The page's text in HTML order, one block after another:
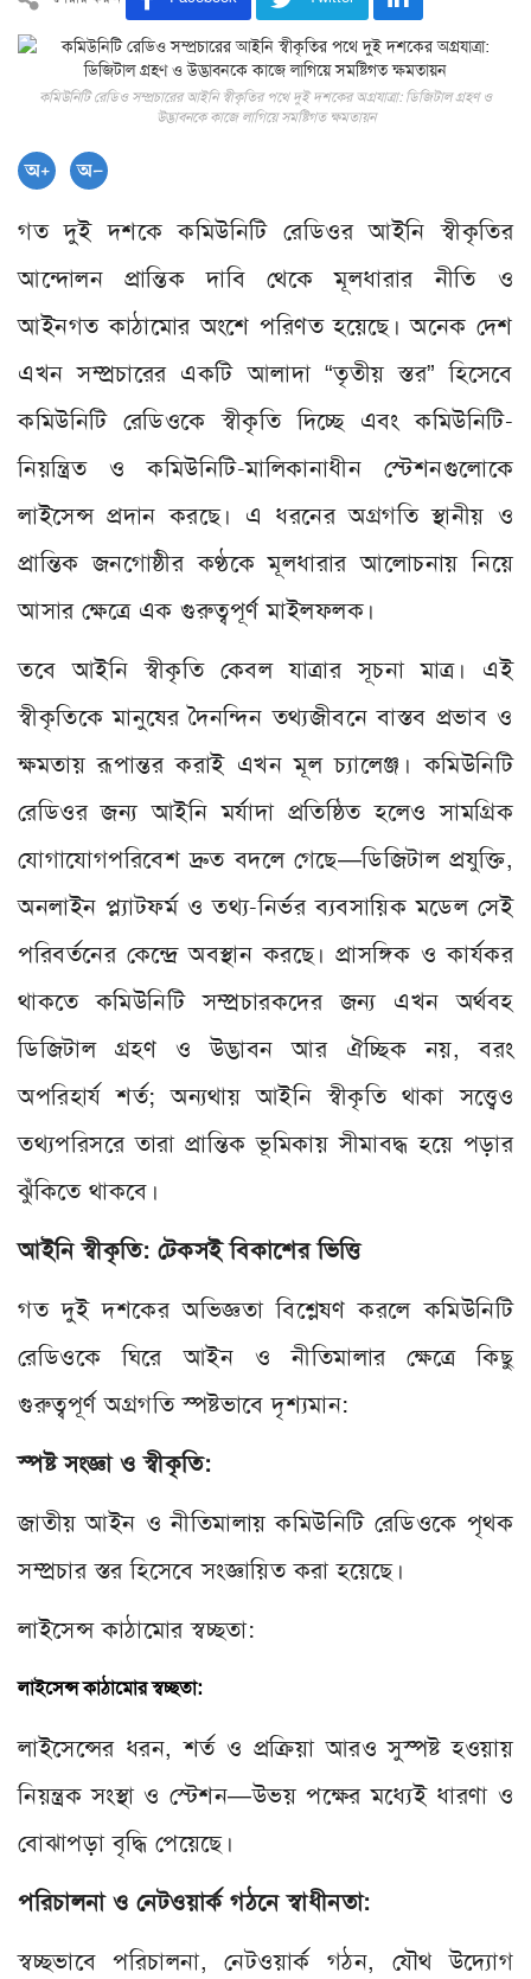
কমিউনিটি রেডিও সম্প্রচারের আইনি স্বীকৃতির পথে দুই দশকের অগ্রযাত্রা: ডিজিটাল গ্রহণ ও
উদ্ভাবনকে কাজে লাগিয়ে সমষ্টিগত ক্ষমতায়ন
গত দুই দশকে কমিউনিটি রেডিওর আইনি স্বীকৃতির
আন্দোলন প্রান্তিক দাবি থেকে মূলধারার নীতি ও
আইনগত কাঠামোর অংশে পরিণত হয়েছে। অনেক দেশ
এখন সম্প্রচারের একটি আলাদা “তৃতীয় স্তর” হিসেবে
কমিউনিটি রেডিওকে স্বীকৃতি দিচ্ছে এবং কমিউনিটি-
নিয়ন্ত্রিত ও কমিউনিটি-মালিকানাধীন স্টেশনগুলোকে
লাইসেন্স প্রদান করছে। এ ধরনের অগ্রগতি স্থানীয় ও
প্রান্তিক জনগোষ্ঠীর কণ্ঠকে মূলধারার আলোচনায় নিয়ে
আসার ক্ষেত্রে এক গুরুত্বপূর্ণ মাইলফলক।
তবে আইনি স্বীকৃতি কেবল যাত্রার সূচনা মাত্র। এই
স্বীকৃতিকে মানুষের দৈনন্দিন তথ্যজীবনে বাস্তব প্রভাব ও
ক্ষমতায় রূপান্তর করাই এখন মূল চ্যালেঞ্জ। কমিউনিটি
রেডিওর জন্য আইনি মর্যাদা প্রতিষ্ঠিত হলেও সামগ্রিক
যোগাযোগপরিবেশ দ্রুত বদলে গেছে—ডিজিটাল প্রযুক্তি,
অনলাইন প্ল্যাটফর্ম ও তথ্য-নির্ভর ব্যবসায়িক মডেল সেই
পরিবর্তনের কেন্দ্রে অবস্থান করছে। প্রাসঙ্গিক ও কার্যকর
থাকতে কমিউনিটি সম্প্রচারকদের জন্য এখন অর্থবহ
ডিজিটাল গ্রহণ ও উদ্ভাবন আর ঐচ্ছিক নয়, বরং
অপরিহার্য শর্ত; অন্যথায় আইনি স্বীকৃতি থাকা সত্ত্বেও
তথ্যপরিসরে তারা প্রান্তিক ভূমিকায় সীমাবদ্ধ হয়ে পড়ার
ঝুঁকিতে থাকবে।
আইনি স্বীকৃতি: টেকসই বিকাশের ভিত্তি
গত দুই দশকের অভিজ্ঞতা বিশ্লেষণ করলে কমিউনিটি
রেডিওকে ঘিরে আইন ও নীতিমালার ক্ষেত্রে কিছু
গুরুত্বপূর্ণ অগ্রগতি স্পষ্টভাবে দৃশ্যমান:
স্পষ্ট সংজ্ঞা ও স্বীকৃতি:
জাতীয় আইন ও নীতিমালায় কমিউনিটি রেডিওকে পৃথক
সম্প্রচার স্তর হিসেবে সংজ্ঞায়িত করা হয়েছে।
লাইসেন্স কাঠামোর স্বচ্ছতা:
লাইসেন্স কাঠামোর স্বচ্ছতা:
লাইসেন্সের ধরন, শর্ত ও প্রক্রিয়া আরও সুস্পষ্ট হওয়ায়
নিয়ন্ত্রক সংস্থা ও স্টেশন—উভয় পক্ষের মধ্যেই ধারণা ও
বোঝাপড়া বৃদ্ধি পেয়েছে।
পরিচালনা ও নেটওয়ার্ক গঠনে স্বাধীনতা:
স্বচ্ছভাবে পরিচালনা, নেটওয়ার্ক গঠন, যৌথ উদ্যোগ